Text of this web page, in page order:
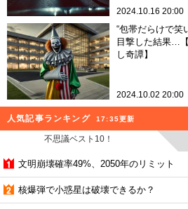
2024.10.16 20:00
“包帯だらけで笑
目撃した結果…
し奇譚】
2024.10.02 20:00
人気記事ランキング 17:35更新
不思議ベスト10！
文明崩壊確率49%、2050年のリミット
核爆弾で小惑星は破壊できるか？